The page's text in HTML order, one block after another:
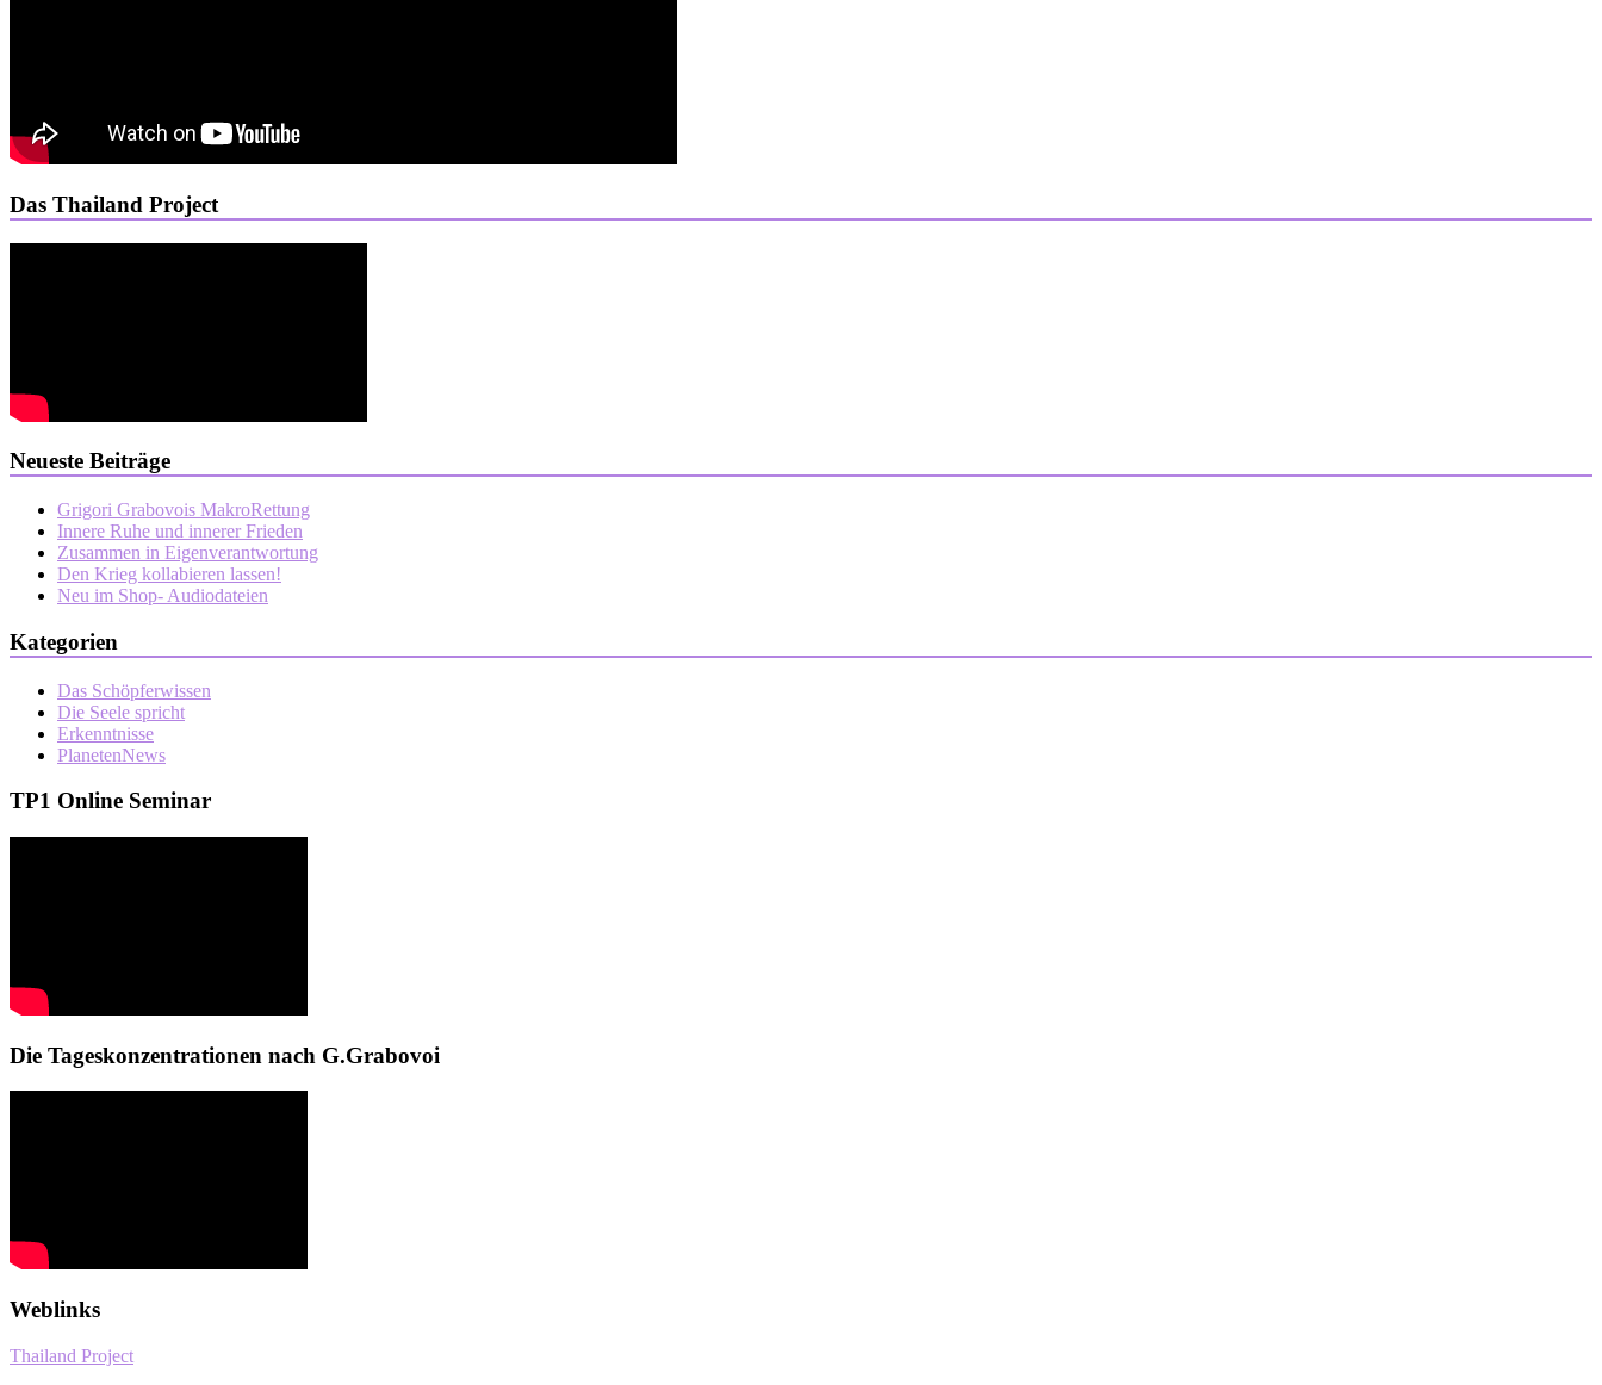
Das Thailand Project
Neueste Beiträge
Grigori Grabovois MakroRettung
Innere Ruhe und innerer Frieden
Zusammen in Eigenverantwortung
Den Krieg kollabieren lassen!
Neu im Shop- Audiodateien
Kategorien
Das Schöpferwissen
Die Seele spricht
Erkenntnisse
PlanetenNews
TP1 Online Seminar
Die Tageskonzentrationen nach G.Grabovoi
Weblinks
Thailand Project